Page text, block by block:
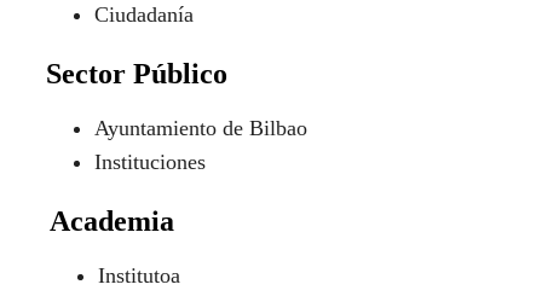
Ciudadanía
Sector Público
Ayuntamiento de Bilbao
Instituciones
Academia
Institutoa